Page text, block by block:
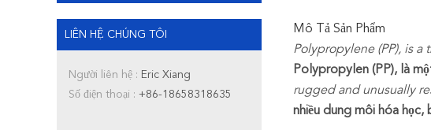
LIÊN HỆ CHÚNG TÔI
Người liên hệ : Eric Xiang
Số điện thoại : +86-18658318635
Mô Tả Sản Phẩm
Polypropylene (PP), is
Polypropylen (PP), là
rugged and unusually
nhiều dung môi hóa học,